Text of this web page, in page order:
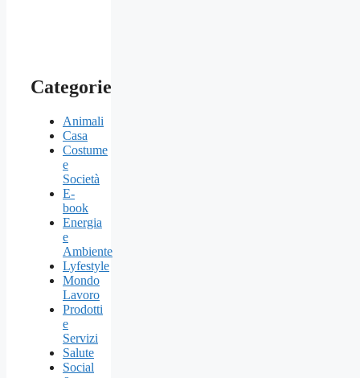
Categorie
Animali
Casa
Costume
e
Società
E-
book
Energia
e
Ambiente
Lyfestyle
Mondo
Lavoro
Prodotti
e
Servizi
Salute
Social